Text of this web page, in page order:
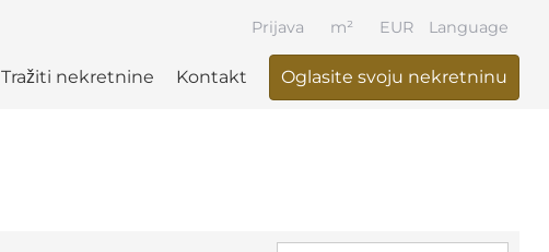
Language
Tražiti nekretnine Kontakt Oglasite svoju nekretninu
Prijava EUR
m²